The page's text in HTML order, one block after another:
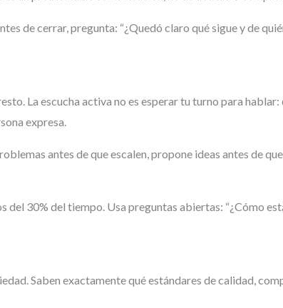
de cerrar, pregunta: “¿Quedó claro qué sigue y de
La escucha activa no es esperar tu turno para
expresa.
antes de que escalen, propone ideas antes de
del 30% del tiempo. Usa preguntas abiertas: “¿Cómo
Saben exactamente qué estándares de calidad,